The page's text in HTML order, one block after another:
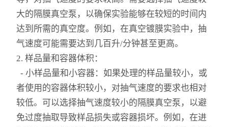
高低温循环装置
低温反应浴/恒温槽
电热套
旋片式真空泵
微波化学反应器
大的隔膜真空泵，以确保实验能够在较短的时间内
达到所需的真空度。例如，在真空镀膜实验中，抽
气速度可能需要达到几百升/分钟甚至更高。
2. 样品量和容器体积：
- 小样品量和小容器：如果处理的样品量较小，或
者使用的容器体积较小，对抽气速度的要求也相对
较低。可以选择抽气速度较小的隔膜真空泵，以避
免过度抽取导致样品损失或容器损坏。例如，在进